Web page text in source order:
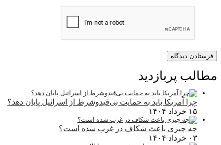
مطالب پربازدید
چرا آمریکا باید به حمایت بی‌قیدوشرط از اسرائیل پایان دهد؟
۱۵ خرداد ۱۴۰۴
چه چیزی باعث شکاف در غرب شده است؟
۰۳ خرداد ۱۴۰۴